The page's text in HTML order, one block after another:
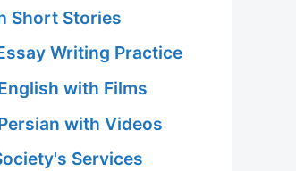
Short Stories
Writing Practice
with Films
with Videos
Services